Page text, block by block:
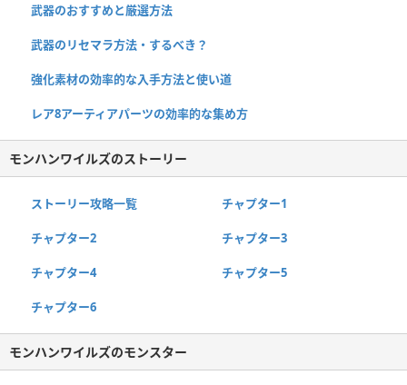
武器のおすすめと厳選方法
武器のリセマラ方法・するべき？
強化素材の効率的な入手方法と使い道
レア8アーティアパーツの効率的な集め方
モンハンワイルズのストーリー
ストーリー攻略一覧 チャプター1
チャプター2 チャプター3
チャプター4 チャプター5
チャプター6
モンハンワイルズのモンスター